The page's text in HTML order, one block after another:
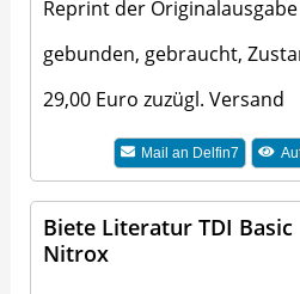
Reprint der
gebunden, gebraucht,
29,00 Euro zuzügl. Versand
Mail an Delfin7
Biete Literatur TDI Basic
Nitrox